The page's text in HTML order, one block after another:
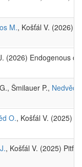
M., Košťál V. (2026)
(2026) Endogenous
Šmilauer P., Nedvěd
O., Košťál V. (2025)
, Košťál V. (2025)